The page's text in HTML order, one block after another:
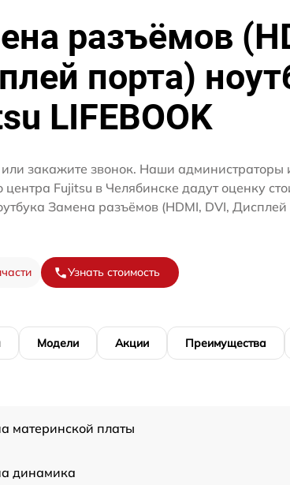
разъёмов
порта)
LIFEBOOK
или закажите звонок. Наши администраторы
центра Fujitsu в Челябинске дадут оценку
Замена разъёмов (HDMI, DVI, Дисплей
Узнать стоимость
Модели Акции Преимущества
материнской платы
динамика